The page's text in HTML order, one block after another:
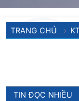
TRANG CHỦ
TIN ĐỌC NHIỀU